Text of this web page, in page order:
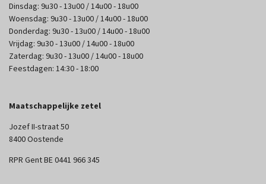
Dinsdag: 9u30 - 13u00 / 14u00 - 18u00
Woensdag: 9u30 - 13u00 / 14u00 - 18u00
Donderdag: 9u30 - 13u00 / 14u00 - 18u00
Vrijdag: 9u30 - 13u00 / 14u00 - 18u00
Zaterdag: 9u30 - 13u00 / 14u00 - 18u00
Feestdagen: 14:30 - 18:00
Maatschappelijke zetel
Jozef II-straat 50
8400 Oostende
RPR Gent BE 0441 966 345